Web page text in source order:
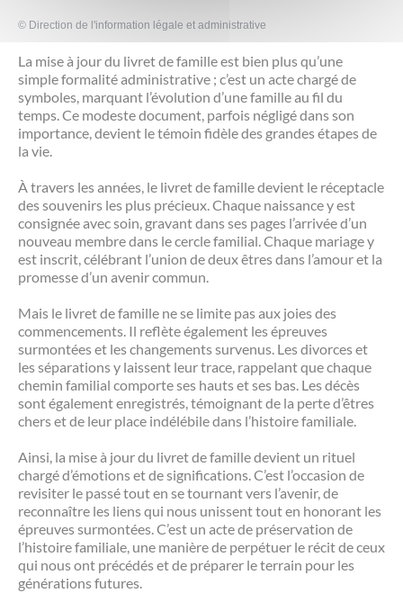
© Direction de l'information légale et administrative
La mise à jour du livret de famille est bien plus qu’une
simple formalité administrative ; c’est un acte chargé de
symboles, marquant l’évolution d’une famille au fil du
temps. Ce modeste document, parfois négligé dans son
importance, devient le témoin fidèle des grandes étapes de
la vie.
À travers les années, le livret de famille devient le réceptacle
des souvenirs les plus précieux. Chaque naissance y est
consignée avec soin, gravant dans ses pages l’arrivée d’un
nouveau membre dans le cercle familial. Chaque mariage y
est inscrit, célébrant l’union de deux êtres dans l’amour et la
promesse d’un avenir commun.
Mais le livret de famille ne se limite pas aux joies des
commencements. Il reflète également les épreuves
surmontées et les changements survenus. Les divorces et
les séparations y laissent leur trace, rappelant que chaque
chemin familial comporte ses hauts et ses bas. Les décès
sont également enregistrés, témoignant de la perte d’êtres
chers et de leur place indélébile dans l’histoire familiale.
Ainsi, la mise à jour du livret de famille devient un rituel
chargé d’émotions et de significations. C’est l’occasion de
revisiter le passé tout en se tournant vers l’avenir, de
reconnaître les liens qui nous unissent tout en honorant les
épreuves surmontées. C’est un acte de préservation de
l’histoire familiale, une manière de perpétuer le récit de ceux
qui nous ont précédés et de préparer le terrain pour les
générations futures.